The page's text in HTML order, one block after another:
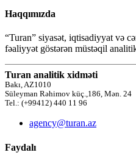
Haqqımızda
“Turan” siyasət, iqtisadiyyat və
fəaliyyət göstərən müstəqil
Turan analitik xidməti
Bakı, AZ1010
Süleyman Rəhimov küç.,186, Mən. 24
Tel.: (+99412) 440 11 96
agency@turan.az
Faydalı